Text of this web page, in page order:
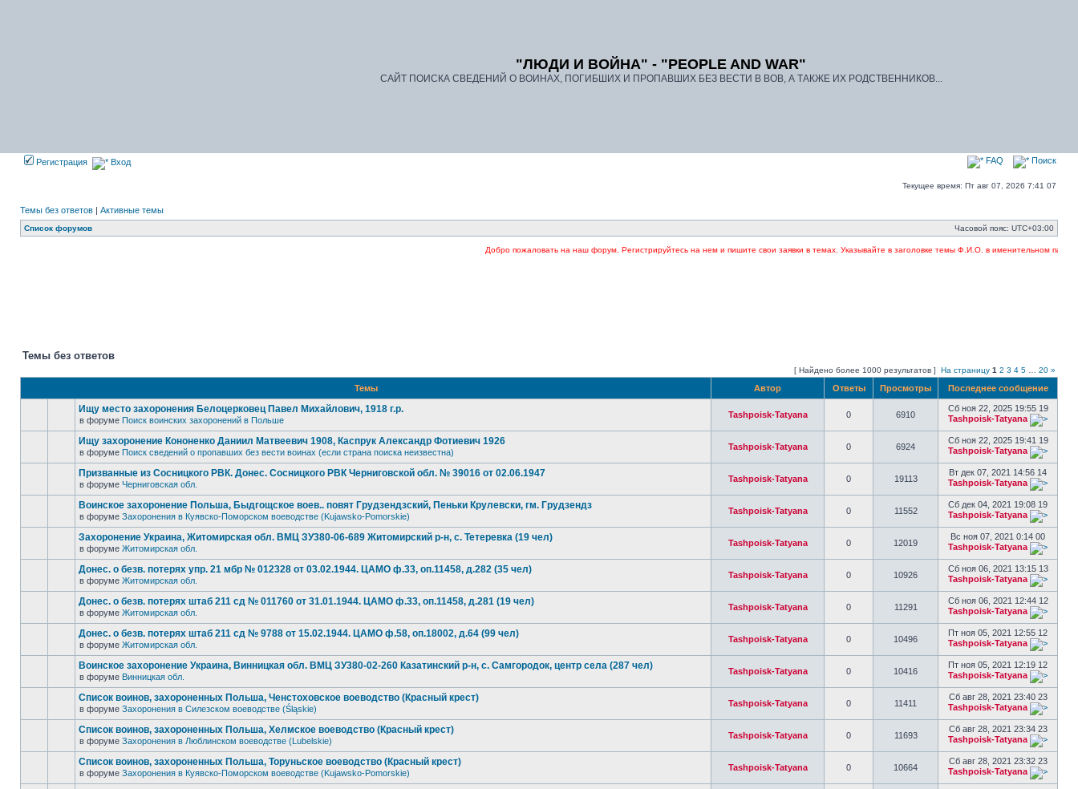
"ЛЮДИ И ВОЙНА" - "PEOPLE AND WAR"
САЙТ ПОИСКА СВЕДЕНИЙ О ВОИНАХ, ПОГИБШИХ И ПРОПАВШИХ БЕЗ ВЕСТИ В ВОВ, А ТАКЖЕ ИХ РОДСТВЕННИКОВ...
Регистрация Вход FAQ Поиск
Текущее время: Пт авг 07, 2026 7:41 07
Темы без ответов | Активные темы
Список форумов Часовой пояс: UTC+03:00
Добро пожаловать на наш форум. Регистрируйтесь на нем и пишите свои заявки в темах. Указывайте в заголовке темы Ф.И.О. в именительном падеже…
Темы без ответов
[ Найдено более 1000 результатов ] На страницу 1 2 3 4 5 20 »
Темы Автор Ответы Просмотры Последнее сообщение
Ищу место захоронения Белоцерковец Павел Михайлович, 1918 г.р.
в форуме Поиск воинских захоронений в Польше
Tashpoisk-Tatyana 0 6910
Сб ноя 22, 2025 19:55 19
Tashpoisk-Tatyana
Ищу захоронение Кононенко Даниил Матвеевич 1908, Каспрук Александр Фотиевич 1926
в форуме Поиск сведений о пропавших без вести воинах (если страна поиска неизвестна)
Tashpoisk-Tatyana 0 6924
Сб ноя 22, 2025 19:41 19
Tashpoisk-Tatyana
Призванные из Сосницкого РВК. Донес. Сосницкого РВК Черниговской обл. № 39016 от 02.06.1947
в форуме Черниговская обл.
Tashpoisk-Tatyana 0 19113
Вт дек 07, 2021 14:56 14
Tashpoisk-Tatyana
Воинское захоронение Польша, Быдгощское воев.. повят Грудзендзский, Пеньки Крулевски, гм. Грудзендз
в форуме Захоронения в Куявско-Поморском воеводстве (Kujawsko-Pomorskie)
Tashpoisk-Tatyana 0 11552
Сб дек 04, 2021 19:08 19
Tashpoisk-Tatyana
Захоронение Украина, Житомирская обл. ВМЦ ЗУ380-06-689 Житомирский р-н, с. Тетеревка (19 чел)
в форуме Житомирская обл.
Tashpoisk-Tatyana 0 12019
Вс ноя 07, 2021 0:14 00
Tashpoisk-Tatyana
Донес. о безв. потерях упр. 21 мбр № 012328 от 03.02.1944. ЦАМО ф.33, оп.11458, д.282 (35 чел)
в форуме Житомирская обл.
Tashpoisk-Tatyana 0 10926
Сб ноя 06, 2021 13:15 13
Tashpoisk-Tatyana
Донес. о безв. потерях штаб 211 сд № 011760 от 31.01.1944. ЦАМО ф.33, оп.11458, д.281 (19 чел)
в форуме Житомирская обл.
Tashpoisk-Tatyana 0 11291
Сб ноя 06, 2021 12:44 12
Tashpoisk-Tatyana
Донес. о безв. потерях штаб 211 сд № 9788 от 15.02.1944. ЦАМО ф.58, оп.18002, д.64 (99 чел)
в форуме Житомирская обл.
Tashpoisk-Tatyana 0 10496
Пт ноя 05, 2021 12:55 12
Tashpoisk-Tatyana
Воинское захоронение Украина, Винницкая обл. ВМЦ ЗУ380-02-260 Казатинский р-н, с. Самгородок, центр села (287 чел)
в форуме Винницкая обл.
Tashpoisk-Tatyana 0 10416
Пт ноя 05, 2021 12:19 12
Tashpoisk-Tatyana
Список воинов, захороненных Польша, Ченстоховское воеводство (Красный крест)
в форуме Захоронения в Силезском воеводстве (Śląskie)
Tashpoisk-Tatyana 0 11411
Сб авг 28, 2021 23:40 23
Tashpoisk-Tatyana
Список воинов, захороненных Польша, Хелмское воеводство (Красный крест)
в форуме Захоронения в Люблинском воеводстве (Lubelskie)
Tashpoisk-Tatyana 0 11693
Сб авг 28, 2021 23:34 23
Tashpoisk-Tatyana
Список воинов, захороненных Польша, Торуньское воеводство (Красный крест)
в форуме Захоронения в Куявско-Поморском воеводстве (Kujawsko-Pomorskie)
Tashpoisk-Tatyana 0 10664
Сб авг 28, 2021 23:32 23
Tashpoisk-Tatyana